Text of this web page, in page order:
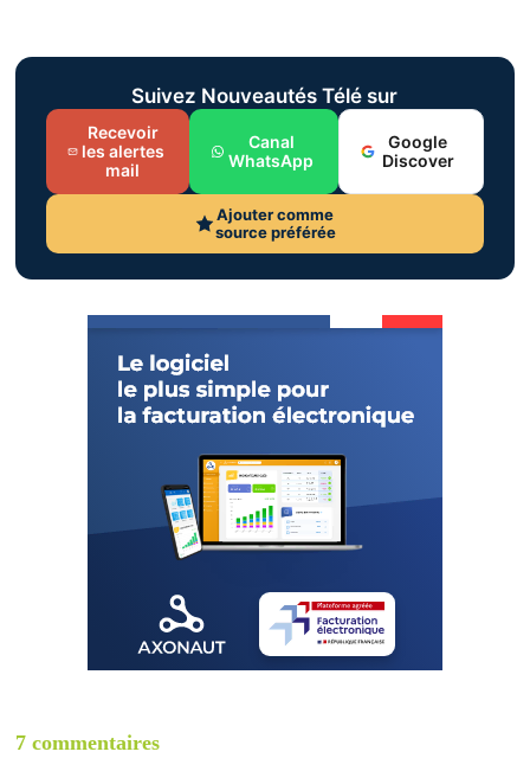
Suivez Nouveautés Télé sur
Recevoir
les alertes
mail
Canal
WhatsApp
Google
Discover
Ajouter comme
source préférée
7 commentaires